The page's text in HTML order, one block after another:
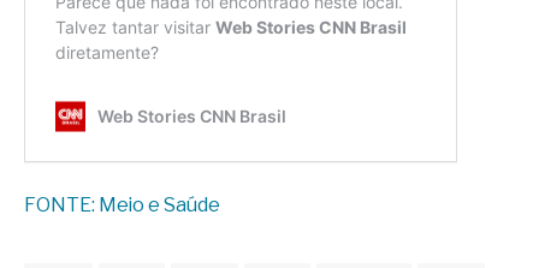
Internacional.
FONTE: Meio e Saúde